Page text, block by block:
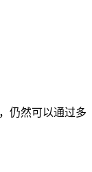
仍然可以通过多